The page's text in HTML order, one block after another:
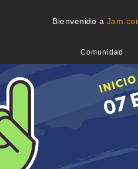
Bienvenido a
Comunidad